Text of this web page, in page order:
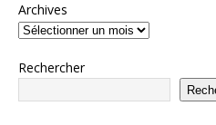
Archives
Rechercher